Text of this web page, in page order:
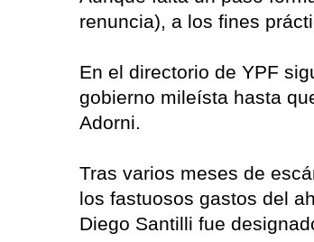
renuncia), a los fines
En el directorio de YPF
gobierno mileísta hasta
Adorni.
Tras varios meses de
los fastuosos gastos del
Diego Santilli fue